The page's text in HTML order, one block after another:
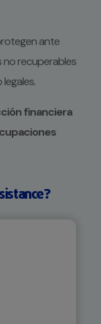
ante
no recuperables
financiera